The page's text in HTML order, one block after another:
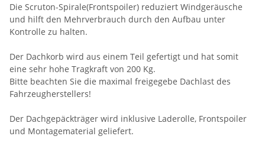
Die Scruton-Spirale(Frontspoiler) reduziert Windgeräusche
und hilft den Mehrverbrauch durch den Aufbau unter
Kontrolle zu halten.
Der Dachkorb wird aus einem Teil gefertigt und hat somit
eine sehr hohe Tragkraft von 200 Kg.
Bitte beachten Sie die maximal freigegebe Dachlast des
Fahrzeugherstellers!
Der Dachgepäckträger wird inklusive Laderolle, Frontspoiler
und Montagematerial geliefert.